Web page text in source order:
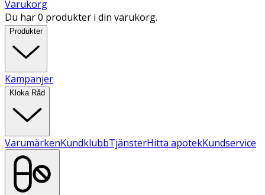
Varukorg
Du har 0 produkter i din varukorg.
Produkter
Kampanjer
Kloka Råd
VarumärkenKundklubbTjänsterHitta apotekKundservice